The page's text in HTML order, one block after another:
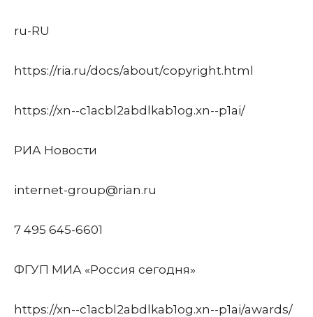
ru-RU
https://ria.ru/docs/about/copyright.html
https://xn--c1acbl2abdlkab1og.xn--p1ai/
РИА Новости
internet-group@rian.ru
7 495 645-6601
ФГУП МИА «Россия сегодня»
https://xn--c1acbl2abdlkab1og.xn--p1ai/awards/